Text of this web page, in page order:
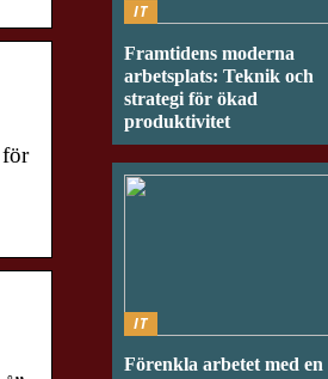
för
IT
Framtidens moderna
arbetsplats: Teknik och
strategi för ökad
produktivitet
IT
Förenkla arbetet med en